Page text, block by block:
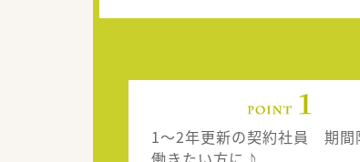
1～2年更新の契約社員 期間